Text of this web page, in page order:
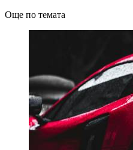
Още по темата